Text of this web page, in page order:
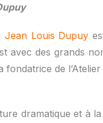
Jean Louis Dupuy
avec des grands
fondatrice de
dramatique et à